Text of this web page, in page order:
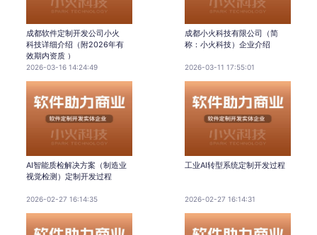
成都软件定制开发公司小火
科技详细介绍（附2026年有
效期内资质 ）
2026-03-16 14:24:49
成都小火科技有限公司（简
称：小火科技）企业介绍
2026-03-11 17:55:01
AI智能质检解决方案（制造业
视觉检测）定制开发过程
2026-02-27 16:14:35
工业AI转型系统定制开发过程
2026-02-27 16:14:31